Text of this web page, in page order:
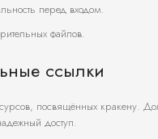
перед входом.
файлов.
ссылки
посвящённых кракену.
доступ.